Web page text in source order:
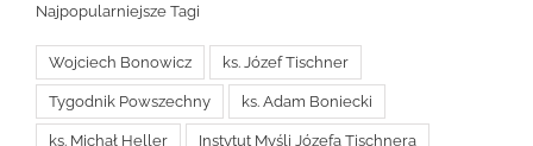
Najpopularniejsze Tagi
Wojciech Bonowicz ks. Józef Tischner
Tygodnik Powszechny ks. Adam Boniecki
ks. Michał Heller Instytut Myśli Józefa Tischnera